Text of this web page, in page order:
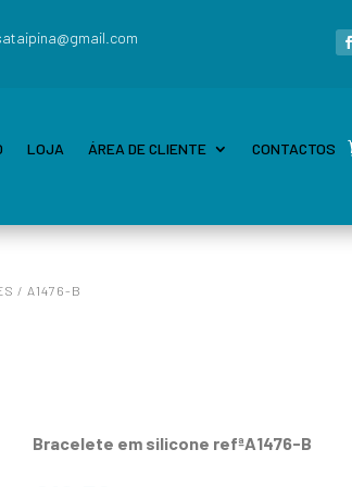
LOJA ÁREA DE CLIENTE CONTACTOS
/ A1476-B
Bracelete em silicone refªA1476-B